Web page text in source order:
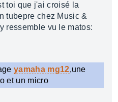
toi que j'ai croisé la
tubepre chez Music &
ressemble vu le matos:
yamaha mg12,une
et un micro